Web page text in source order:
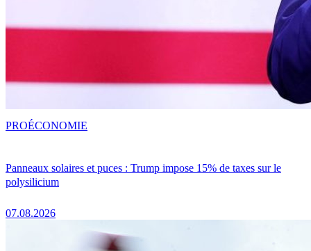
Panneaux solaires et puces : Trump impose 15% de taxes sur le
polysilicium
07.08.2026
PROÉCONOMIE